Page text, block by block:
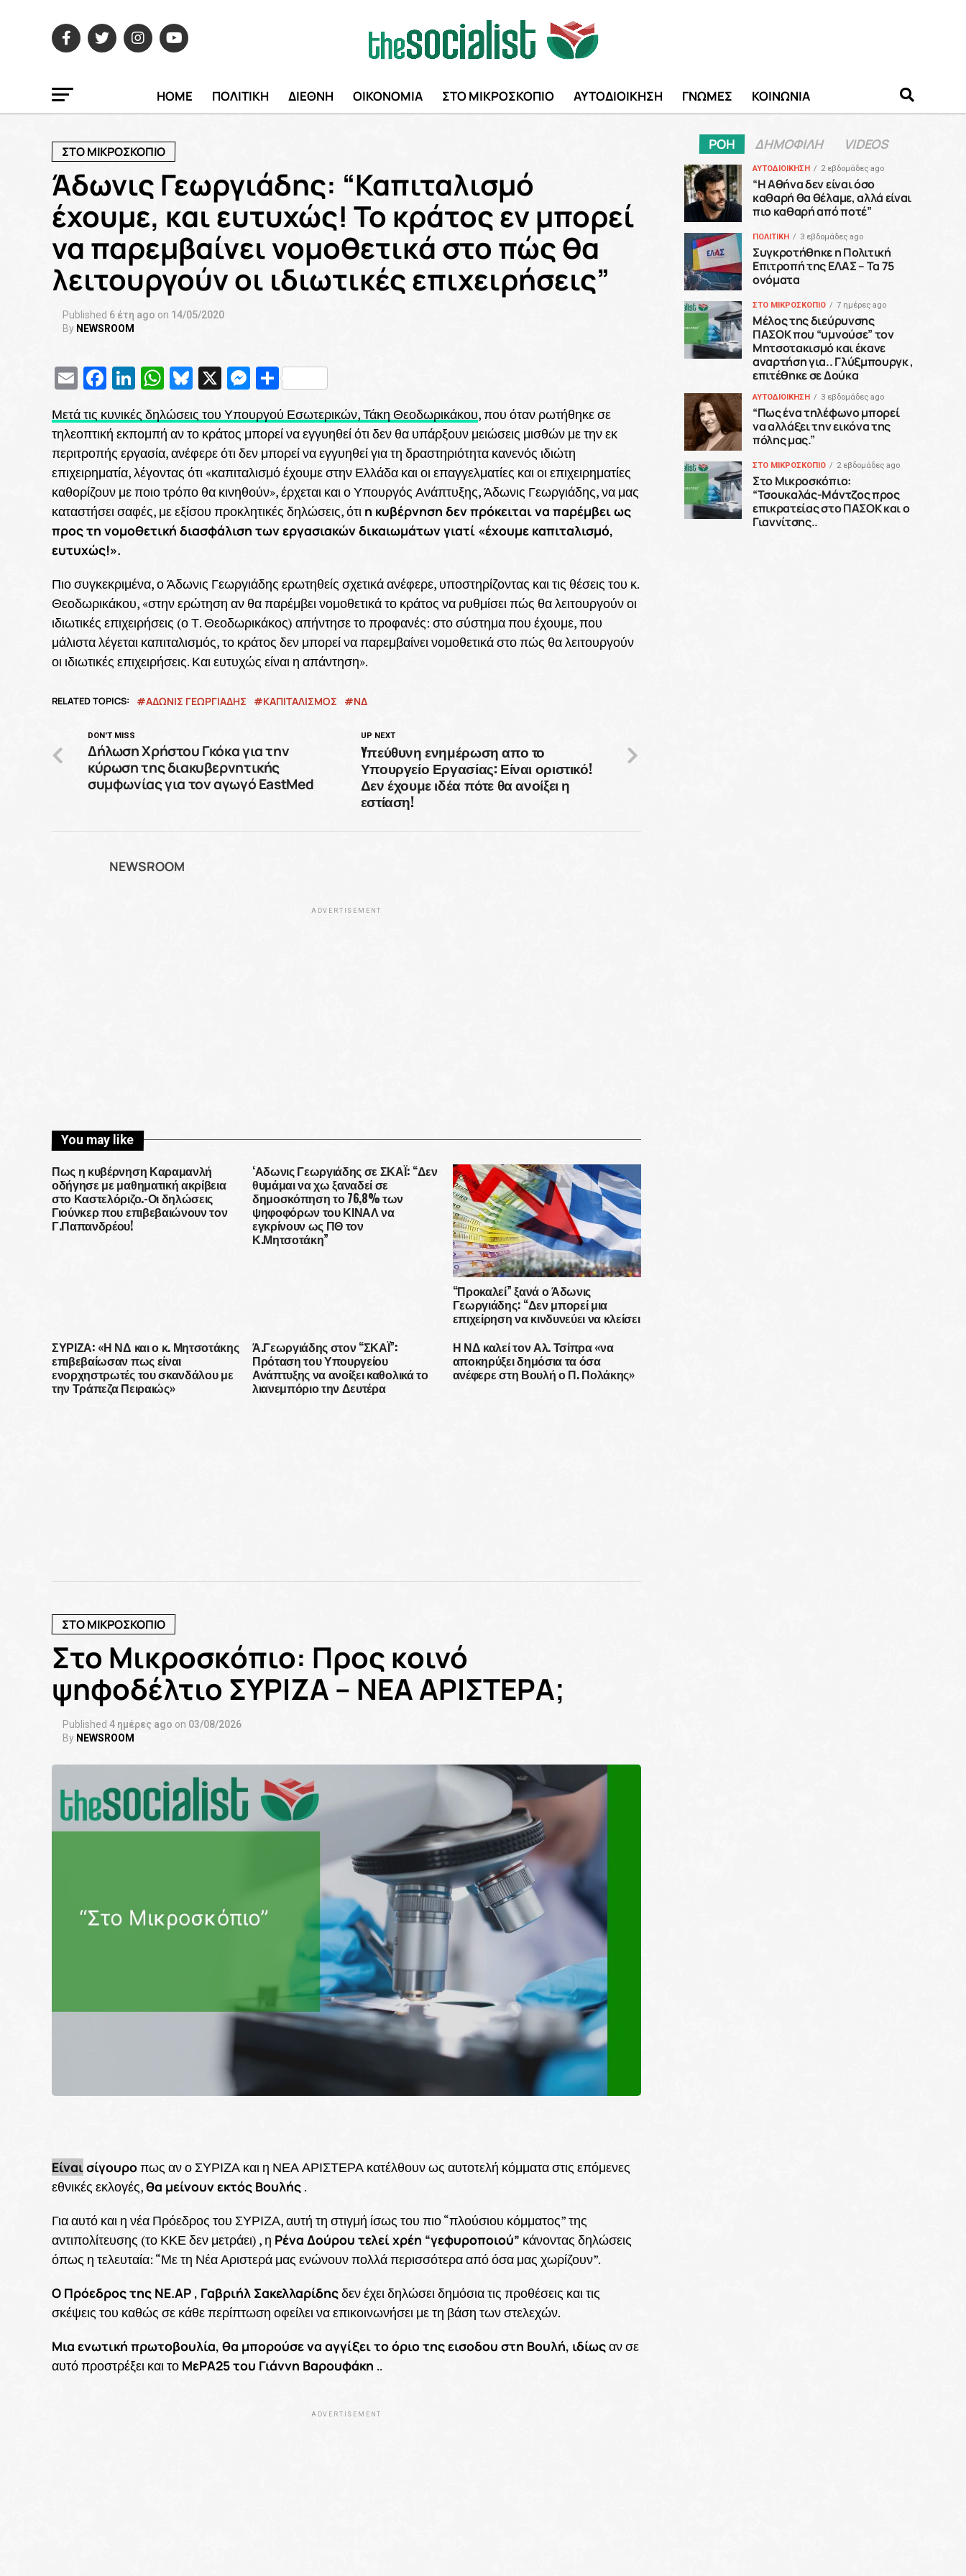
HOME ΠΟΛΙΤΙΚΗ ΔΙΕΘΝΗ ΟΙΚΟΝΟΜΙΑ ΣΤΟ ΜΙΚΡΟΣΚΟΠΙΟ ΑΥΤΟΔΙΟΙΚΗΣΗ ΓΝΩΜΕΣ ΚΟΙΝΩΝΙΑ
ΣΤΟ ΜΙΚΡΟΣΚΟΠΙΟ
Άδωνις Γεωργιάδης: “Καπιταλισμό
έχουμε, και ευτυχώς! Το κράτος εν μπορεί
να παρεμβαίνει νομοθετικά στο πώς θα
λειτουργούν οι ιδιωτικές επιχειρήσεις”
Published 6 έτη ago on 14/05/2020
By NEWSROOM
EmailFacebook
LinkedIn
WhatsApp
Bluesky
X Messenger
Μοιραστείτε
Μετά τις κυνικές δηλώσεις του Υπουργού Εσωτερικών, Τάκη Θεοδωρικάκου, που όταν ρωτήθηκε σε
τηλεοπτική εκπομπή αν το κράτος μπορεί να εγγυηθεί ότι δεν θα υπάρξουν μειώσεις μισθών με την εκ
περιτροπής εργασία, ανέφερε ότι δεν μπορεί να εγγυηθεί για τη δραστηριότητα κανενός ιδιώτη
επιχειρηματία, λέγοντας ότι «καπιταλισμό έχουμε στην Ελλάδα και οι επαγγελματίες και οι επιχειρηματίες
καθορίζουν με ποιο τρόπο θα κινηθούν», έρχεται και ο Υπουργός Ανάπτυξης, Άδωνις Γεωργιάδης, να μας
καταστήσει σαφές, με εξίσου προκλητικές δηλώσεις, ότι η κυβέρνηση δεν πρόκειται να παρέμβει ως
προς τη νομοθετική διασφάλιση των εργασιακών δικαιωμάτων γιατί «έχουμε καπιταλισμό,
ευτυχώς!».
Πιο συγκεκριμένα, ο Άδωνις Γεωργιάδης ερωτηθείς σχετικά ανέφερε, υποστηρίζοντας και τις θέσεις του κ.
Θεοδωρικάκου, «στην ερώτηση αν θα παρέμβει νομοθετικά το κράτος να ρυθμίσει πώς θα λειτουργούν οι
ιδιωτικές επιχειρήσεις (ο Τ. Θεοδωρικάκος) απήντησε το προφανές: στο σύστημα που έχουμε, που
μάλιστα λέγεται καπιταλισμός, το κράτος δεν μπορεί να παρεμβαίνει νομοθετικά στο πώς θα λειτουργούν
οι ιδιωτικές επιχειρήσεις. Και ευτυχώς είναι η απάντηση».
RELATED TOPICS: ΆΔΩΝΙΣ ΓΕΩΡΓΙΆΔΗΣ ΚΑΠΙΤΑΛΙΣΜΟΣ ΝΔ
UP NEXT
Yπεύθυνη ενημέρωση απο το
Υπουργείο Εργασίας: Είναι οριστικό!
Δεν έχουμε ιδέα πότε θα ανοίξει η
εστίαση!
DON'T MISS
Δήλωση Χρήστου Γκόκα για την
κύρωση της διακυβερνητικής
συμφωνίας για τον αγωγό EastMed
NEWSROOM
ADVERTISEMENT
You may like
Πως η κυβέρνηση Καραμανλή
οδήγησε με μαθηματική ακρίβεια
στο Καστελόριζο.-Οι δηλώσεις
Γιούνκερ που επιβεβαιώνουν τον
Γ.Παπανδρέου!
‘Αδωνις Γεωργιάδης σε ΣΚΑΪ: “Δεν
θυμάμαι να χω ξαναδεί σε
δημοσκόπηση το 76,8% των
ψηφοφόρων του ΚΙΝΑΛ να
εγκρίνουν ως ΠΘ τον
Κ.Μητσοτάκη”
“Προκαλεί” ξανά ο Άδωνις
Γεωργιάδης: “Δεν μπορεί μια
επιχείρηση να κινδυνεύει να κλείσει
ασκήσει το, δήθεν δικαίωμά του, να
μην εμβολιαστεί.”
ΣΥΡΙΖΑ: «Η ΝΔ και ο κ. Μητσοτάκης
επιβεβαίωσαν πως είναι
ενορχηστρωτές του σκανδάλου με
την Τράπεζα Πειραιώς»
Ά.Γεωργιάδης στον “ΣΚΑΪ”:
Πρόταση του Υπουργείου
Ανάπτυξης να ανοίξει καθολικά το
λιανεμπόριο την Δευτέρα
Η ΝΔ καλεί τον Αλ. Τσίπρα «να
αποκηρύξει δημόσια τα όσα
ανέφερε στη Βουλή ο Π. Πολάκης»
ΣΤΟ ΜΙΚΡΟΣΚΟΠΙΟ
Στο Μικροσκόπιο: Προς κοινό
ψηφοδέλτιο ΣΥΡΙΖΑ – ΝΕΑ ΑΡΙΣΤΕΡΑ;
Published 4 ημέρες ago on 03/08/2026
By NEWSROOM
Είναισίγουροπως αν ο ΣΥΡΙΖΑ και η ΝΕΑ ΑΡΙΣΤΕΡΑ κατέλθουν ως αυτοτελή κόμματα στις επόμενες
εθνικές εκλογές,θα μείνουν εκτός Βουλής .
Για αυτό και η νέα Πρόεδρος του ΣΥΡΙΖΑ, αυτή τη στιγμή ίσως του πιο “πλούσιου κόμματος” της
αντιπολίτευσης (το ΚΚΕ δεν μετράει) , η Ρένα Δούρου τελεί χρέη “γεφυροποιού” κάνοντας δηλώσεις
όπως η τελευταία: “Με τη Νέα Αριστερά μας ενώνουν πολλά περισσότερα από όσα μας χωρίζουν”.
Ο Πρόεδρος της ΝΕ.ΑΡ , Γαβριήλ Σακελλαρίδηςδεν έχει δηλώσει δημόσια τις προθέσεις και τις
σκέψεις του καθώς σε κάθε περίπτωση οφείλει να επικοινωνήσει με τη βάση των στελεχών.
Μια ενωτική πρωτοβουλία, θα μπορούσε να αγγίξει το όριο της εισοδου στη Βουλή, ιδίωςαν σε
αυτό προστρέξει και το ΜεΡΑ25 του Γιάννη Βαρουφάκη ..
ADVERTISEMENT
ΡΟΗ ΔΗΜΟΦΙΛΗ VIDEOS
ΑΥΤΟΔΙΟΙΚΗΣΗ 2 εβδομάδες ago
“H Αθήνα δεν είναι όσο
καθαρή θα θέλαμε, αλλά είναι
πιο καθαρή από ποτέ”
ΠΟΛΙΤΙΚΗ 3 εβδομάδες ago
Συγκροτήθηκε η Πολιτική
Επιτροπή της ΕΛΑΣ – Τα 75
ονόματα
ΣΤΟ ΜΙΚΡΟΣΚΟΠΙΟ 7 ημέρες ago
Μέλος της διεύρυνσης
ΠΑΣΟΚ που “υμνούσε” τον
Μητσοτακισμό και έκανε
αναρτήση για.. Γλύξμπουργκ ,
επιτέθηκε σε Δούκα
ΑΥΤΟΔΙΟΙΚΗΣΗ 3 εβδομάδες ago
“Πως ένα τηλέφωνο μπορεί
να αλλάξει την εικόνα της
πόλης μας.”
ΣΤΟ ΜΙΚΡΟΣΚΟΠΙΟ 2 εβδομάδες ago
Στο Μικροσκόπιο:
“Τσουκαλάς-Μάντζος προς
επικρατείας στο ΠΑΣΟΚ και ο
Γιαννίτσης..